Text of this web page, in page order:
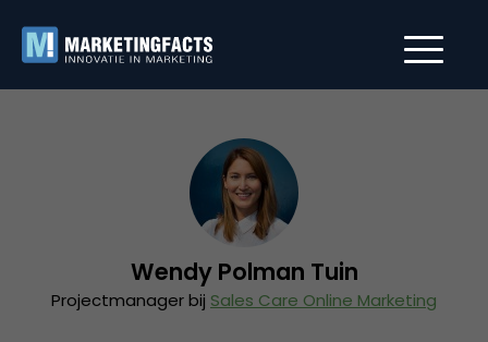
Wendy Polman Tuin
Projectmanager bij Sales Care Online Marketing